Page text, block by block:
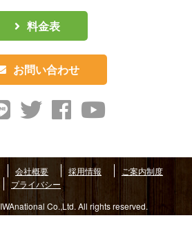
料金表
お問い合わせ
会社概要 採用情報
ご案内制度
プライバシー
Co.,Ltd. All rights reserved.